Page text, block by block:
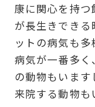
康に関心を持つ
が長生きでき
ットの病気も
病気が一番多く
の動物もいます
来院する動物も